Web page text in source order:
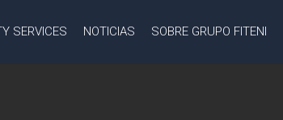
SERVICES NOTICIAS SOBRE GRUPO FITENI